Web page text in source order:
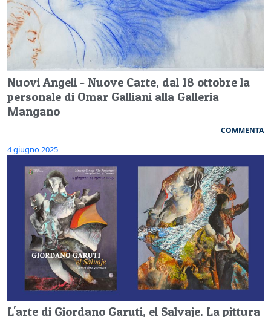
Nuovi Angeli - Nuove Carte, dal 18 ottobre la
personale di Omar Galliani alla Galleria
Mangano
COMMENTA
4 giugno 2025
L'arte di Giordano Garuti, el Salvaje. La pittura